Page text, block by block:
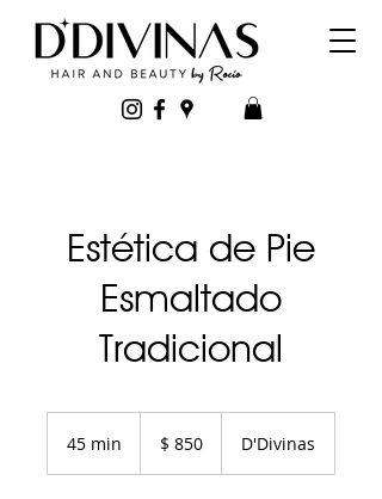
Estética de Pie
Esmaltado
Tradicional
45 min
uruguayos
$ 850 D'Divinas